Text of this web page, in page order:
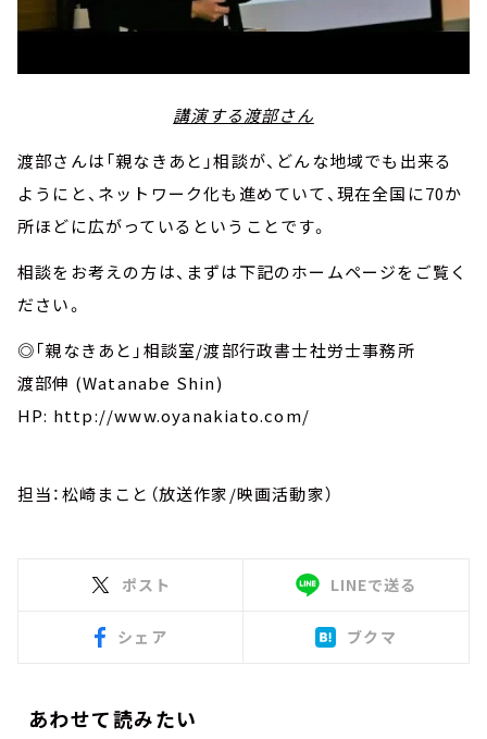
講演する渡部さん
渡部さんは「親なきあと」相談が、どんな地域でも出来る
ようにと、ネットワーク化も進めていて、現在全国に70か
所ほどに広がっているということです。
相談をお考えの方は、まずは下記のホームページをご覧く
ださい。
◎「親なきあと」相談室/渡部行政書士社労士事務所
渡部伸 (Watanabe Shin)
HP: http://www.oyanakiato.com/
担当：松崎まこと（放送作家/映画活動家）
ポスト LINEで送る
シェア ブクマ
あわせて読みたい